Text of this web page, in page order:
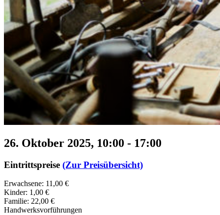
26. Oktober 2025, 10:00 - 17:00
Eintrittspreise (Zur Preisübersicht)
Erwachsene: 11,00 €
Kinder: 1,00 €
Familie: 22,00 €
Handwerksvorführungen